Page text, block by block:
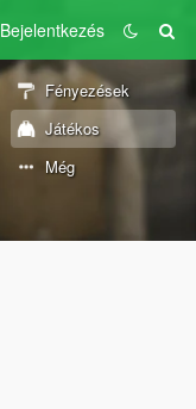
Bejelentkezés
Fényezések
Játékos
Még